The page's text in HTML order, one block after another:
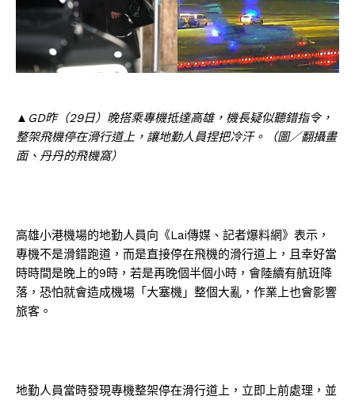
▲GD昨（29日）晚搭乘專機抵達高雄，機長疑似聽錯指令，
整架飛機停在滑行道上，讓地勤人員捏把冷汗。（圖／翻攝畫
面、丹丹的飛機窩）
高雄小港機場的地勤人員向《Lai傳媒、記者爆料網》表示，
專機不是滑錯跑道，而是直接停在飛機的滑行道上，且幸好當
時時間是晚上的9時，若是再晚個半個小時，會陸續有航班降
落，恐怕就會造成機場「大塞機」整個大亂，作業上也會影響
旅客。
地勤人員當時發現專機整架停在滑行道上，立即上前處理，並